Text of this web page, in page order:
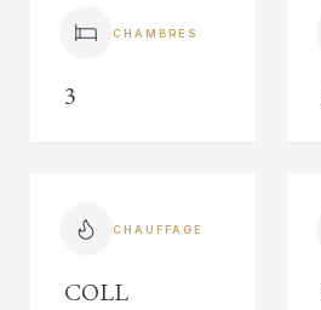
CHAMBRES
3
CHAUFFAGE
COLL